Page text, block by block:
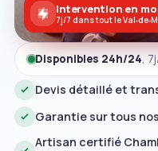
Devis détaillé et
Garantie sur tous
Artisan certifié
Disponibles 24h/24,
Intervention en
7j/7 dans tout le